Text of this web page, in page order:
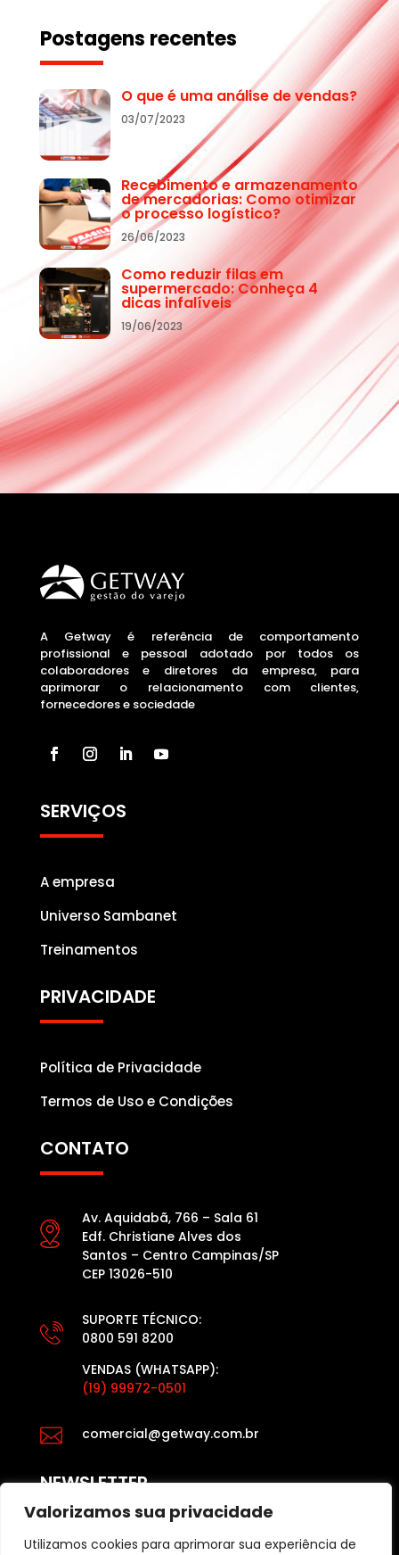
Valorizamos sua privacidade
Utilizamos cookies para aprimorar sua experiência de
Postagens recentes
O que é uma análise de vendas?
03/07/2023
Recebimento e armazenamento
de mercadorias: Como otimizar
o processo logístico?
26/06/2023
Como reduzir filas em
supermercado: Conheça 4
dicas infalíveis
19/06/2023
A Getway é referência de comportamento
profissional e pessoal adotado por todos os
colaboradores e diretores da empresa, para
aprimorar o relacionamento com clientes,
fornecedores e sociedade
SERVIÇOS
A empresa
Universo Sambanet
Treinamentos
PRIVACIDADE
Política de Privacidade
Termos de Uso e Condições
CONTATO
Av. Aquidabã, 766 – Sala 61
Edf. Christiane Alves dos
Santos – Centro Campinas/SP
CEP 13026-510
SUPORTE TÉCNICO:
0800 591 8200
VENDAS (WHATSAPP):
(19) 99972-0501
 comercial@getway.com.br
NEWSLETTER